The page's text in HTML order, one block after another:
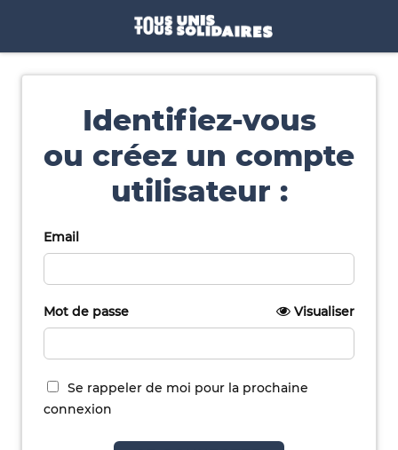
Identifiez-vous
ou créez un compte
utilisateur :
Email
Mot de passe Visualiser
Se rappeler de moi pour la prochaine
connexion